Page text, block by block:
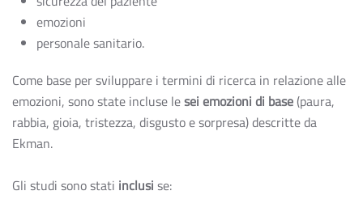
emozioni
personale sanitario.
Come base per sviluppare i termini di ricerca in relazione alle
emozioni, sono state incluse lesei emozioni di base(paura,
rabbia, gioia, tristezza, disgusto e sorpresa) descritte da
Ekman.
Gli studi sono stati inclusi se: